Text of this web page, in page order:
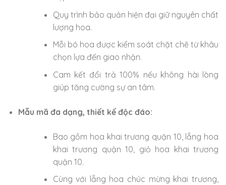
Quy trình bảo quản hiện đại giữ nguyên chất
lượng hoa.
Mỗi bó hoa được kiểm soát chặt chẽ từ khâu
chọn lựa đến giao nhận.
Cam kết đổi trả 100% nếu không hài lòng
giúp tăng cường sự an tâm.
Mẫu mã đa dạng, thiết kế độc đáo:
Bao gồm hoa khai trương quận 10, lẵng hoa
khai trương quận 10, giỏ hoa khai trương
quận 10.
Cùng với lẵng hoa chúc mừng khai trương,